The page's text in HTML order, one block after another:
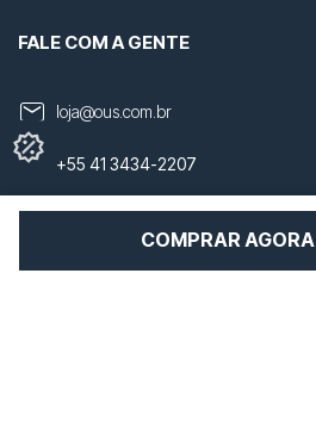
COMPRAR AGORA
FALE COM A GENTE
loja@ous.com.br
+55 41 3434-2207